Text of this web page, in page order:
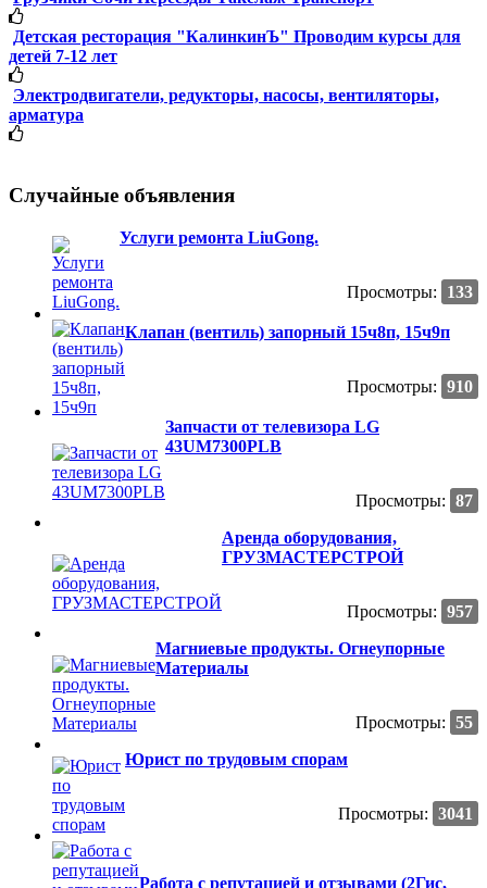
Детская ресторация "КалинкинЪ" Проводим курсы для
детей 7-12 лет
Электродвигатели, редукторы, насосы, вентиляторы,
арматура
Случайные объявления
Услуги ремонта LiuGong.
Просмотры: 133
Клапан (вентиль) запорный 15ч8п, 15ч9п
Просмотры: 910
Запчасти от телевизора LG
43UM7300PLB
Просмотры: 87
Аренда оборудования,
ГРУЗМАСТЕРСТРОЙ
Просмотры: 957
Магниевые продукты. Огнеупорные
Материалы
Просмотры: 55
Юрист по трудовым спорам
Просмотры: 3041
Работа с репутацией и отзывами (2Гис,